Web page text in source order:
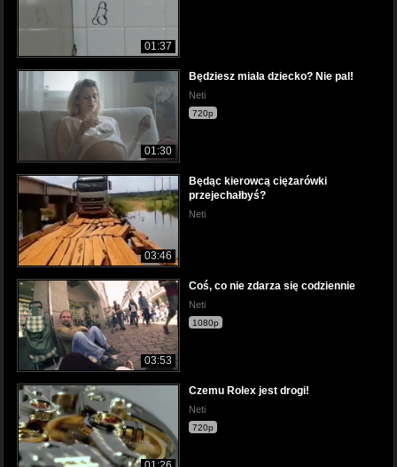
01:37
01:30
Będziesz miała dziecko? Nie pal!
Neti
720p
03:46
Będąc kierowcą ciężarówki
przejechałbyś?
Neti
03:53
Coś, co nie zdarza się codziennie
Neti
1080p
Czemu Rolex jest drogi!
Neti
720p